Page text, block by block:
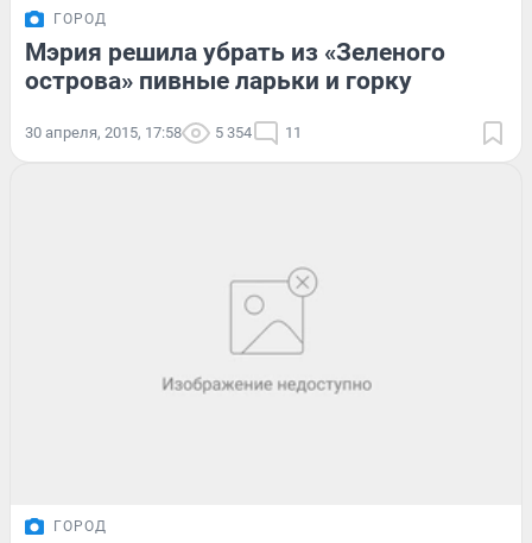
ГОРОД
Мэрия решила убрать из «Зеленого
острова» пивные ларьки и горку
30 апреля, 2015, 17:58 5 354 11
ГОРОД